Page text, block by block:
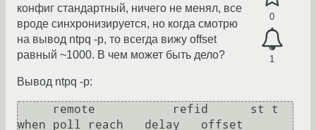
0
1
конфиг стандартный, ничего не менял, все
вроде синхронизируется, но когда смотрю
на вывод ntpq -p, то всегда вижу offset
равный ~1000. В чем может быть дело?
Вывод ntpq -p:
when poll reach   delay   offset